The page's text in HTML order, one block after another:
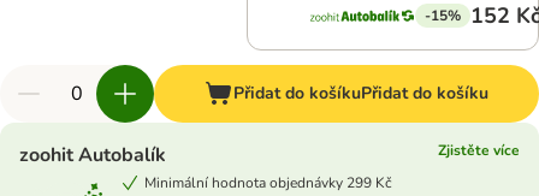
-15% 152
Přidat do košíkuPřidat do košíku
zoohit Autobalík
Zjistěte více
Minimální hodnota objednávky 299 Kč